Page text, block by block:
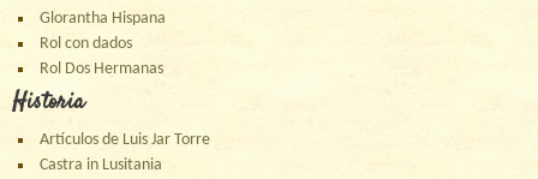
Glorantha Hispana
Rol con dados
Rol Dos Hermanas
Historia
Artículos de Luis Jar Torre
Castra in Lusitania